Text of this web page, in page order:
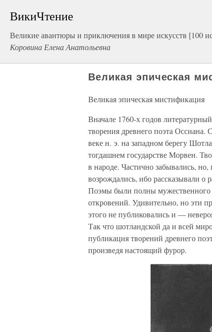
ВикиЧтение
Великие авантюры и приключения в мире искусств [100
Коровина Елена Анатольевна
Великая эпическая
Великая эпическая мистификация
Вначале 1760-х годов
творения древнего поэта Оссиана.
веке н. э. на западном берегу
тогдашнем государстве Морвен.
в народе. Частично забывались,
возрождались, ибо рассказывали
Поэмы были полны
откровений. Удивительно, но эти
этого не публиковались и —
Так что шотландской да и всей
публикация творений древнего
произведя настоящий фурор.